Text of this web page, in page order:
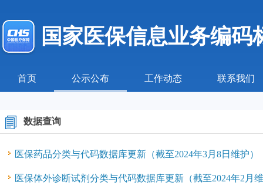
国家医保信息业务编码
首页 公示公布 工作动态 联系我们
数据查询
医保药品分类与代码数据库更新（截至2024年3月8日维护）
医保体外诊断试剂分类与代码数据库更新（截至2024年2月